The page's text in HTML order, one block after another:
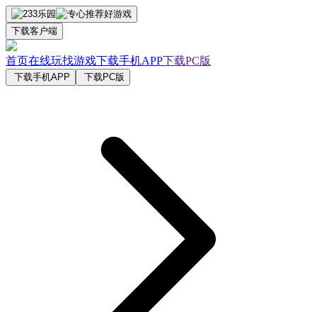
下载客户端
首页在线玩找游戏下载手机APP下载PC版
下载手机APP 下载PC版